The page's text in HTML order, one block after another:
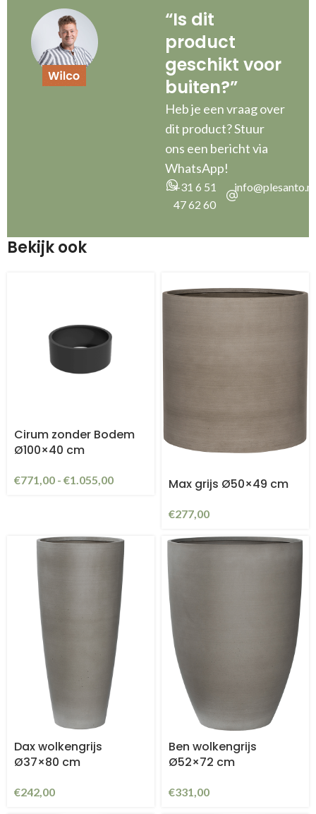
“Is dit
product
geschikt voor
buiten?”
Heb je een vraag over
dit product? Stuur
ons een bericht via
WhatsApp!
+31 6 51
47 62 60
info@plesanto.nl
Bekijk ook
Cirum zonder Bodem
Ø100×40 cm
€771,00 - €1.055,00 Max grijs Ø50×49 cm
€277,00
Dax wolkengrijs
Ø37×80 cm
€242,00
Ben wolkengrijs
Ø52×72 cm
€331,00